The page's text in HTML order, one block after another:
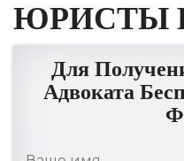
ЮРИСТЫ
Для
Адвоката